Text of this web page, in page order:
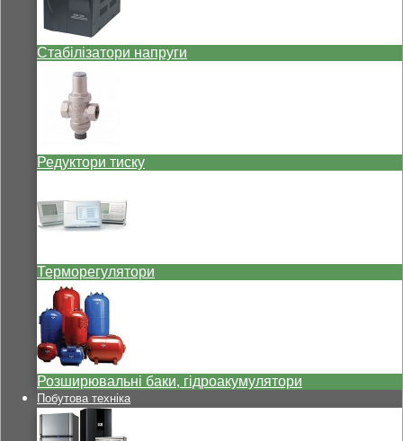
Стабілізатори напруги
Редуктори тиску
Терморегулятори
Розширювальні баки, гідроакумулятори
Побутова техніка